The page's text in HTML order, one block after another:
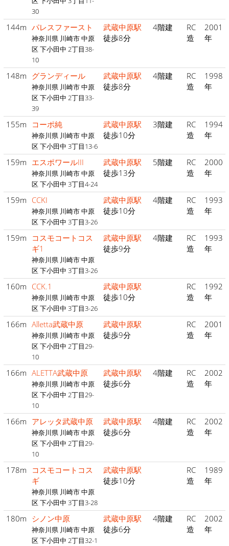
30
144m パレスファースト
神奈川県 川崎市 中原
区 下小田中 2丁目38-
10
武蔵中原駅
徒歩8分
4階建
RC
造
2001
年
148m グランディール
神奈川県 川崎市 中原
区 下小田中 2丁目33-
39
武蔵中原駅
徒歩8分
4階建
RC
造
1998
年
155m コーポ純
神奈川県 川崎市 中原
区 下小田中 3丁目13-6
武蔵中原駅
徒歩10分
3階建
RC
造
1994
年
159m エスポワールIII
神奈川県 川崎市 中原
区 下小田中 3丁目4-24
武蔵中原駅
徒歩13分
5階建
RC
造
2000
年
159m CCKI
神奈川県 川崎市 中原
区 下小田中 3丁目3-26
武蔵中原駅
徒歩10分
4階建
RC
造
1993
年
159m
コスモコートコス
ギ1
神奈川県 川崎市 中原
区 下小田中 3丁目3-26
武蔵中原駅
徒歩9分
4階建
RC
造
1993
年
160m CCK.1
神奈川県 川崎市 中原
区 下小田中 3丁目3-26
武蔵中原駅
徒歩10分
RC
造
1992
年
166m Alletta武蔵中原
神奈川県 川崎市 中原
区 下小田中 2丁目29-
10
武蔵中原駅
徒歩9分
RC
造
2001
年
166m ALETTA武蔵中原
神奈川県 川崎市 中原
区 下小田中 2丁目29-
10
武蔵中原駅
徒歩6分
4階建
RC
造
2002
年
166m アレッタ武蔵中原
神奈川県 川崎市 中原
区 下小田中 2丁目29-
10
武蔵中原駅
徒歩6分
4階建
RC
造
2002
年
178m
コスモコートコス
ギ
神奈川県 川崎市 中原
区 下小田中 3丁目3-28
武蔵中原駅
徒歩10分
RC
造
1989
年
180m シノン中原
神奈川県 川崎市 中原
区 下小田中 2丁目32-1
武蔵中原駅
徒歩6分
4階建
RC
造
2002
年